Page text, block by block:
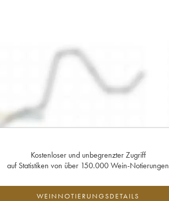
Kostenloser und unbegrenzter Zugriff
auf Statistiken von über 150.000 Wein-Notierungen
WEINNOTIERUNGSDETAILS